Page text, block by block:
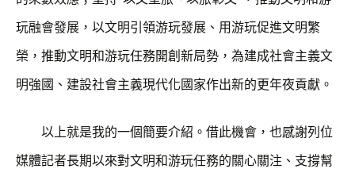
玩融會發展，以文明引領游玩發展、用游玩促進文明繁
榮，推動文明和游玩任務開創新局勢，為建成社會主義文
明強國、建設社會主義現代化國家作出新的更年夜貢獻。
以上就是我的一個簡要介紹。借此機會，也感謝列位
媒體記者長期以來對文明和游玩任務的關心關注、支撐幫